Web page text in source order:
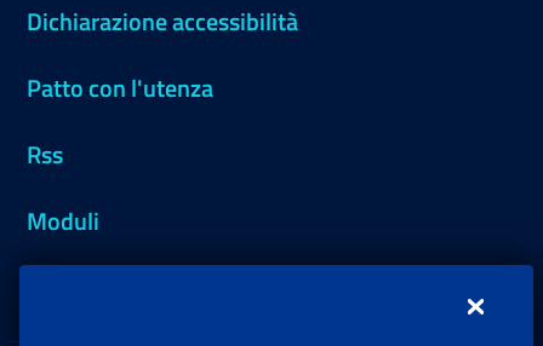
Dichiarazione accessibilità
Patto con l'utenza
Rss
Moduli